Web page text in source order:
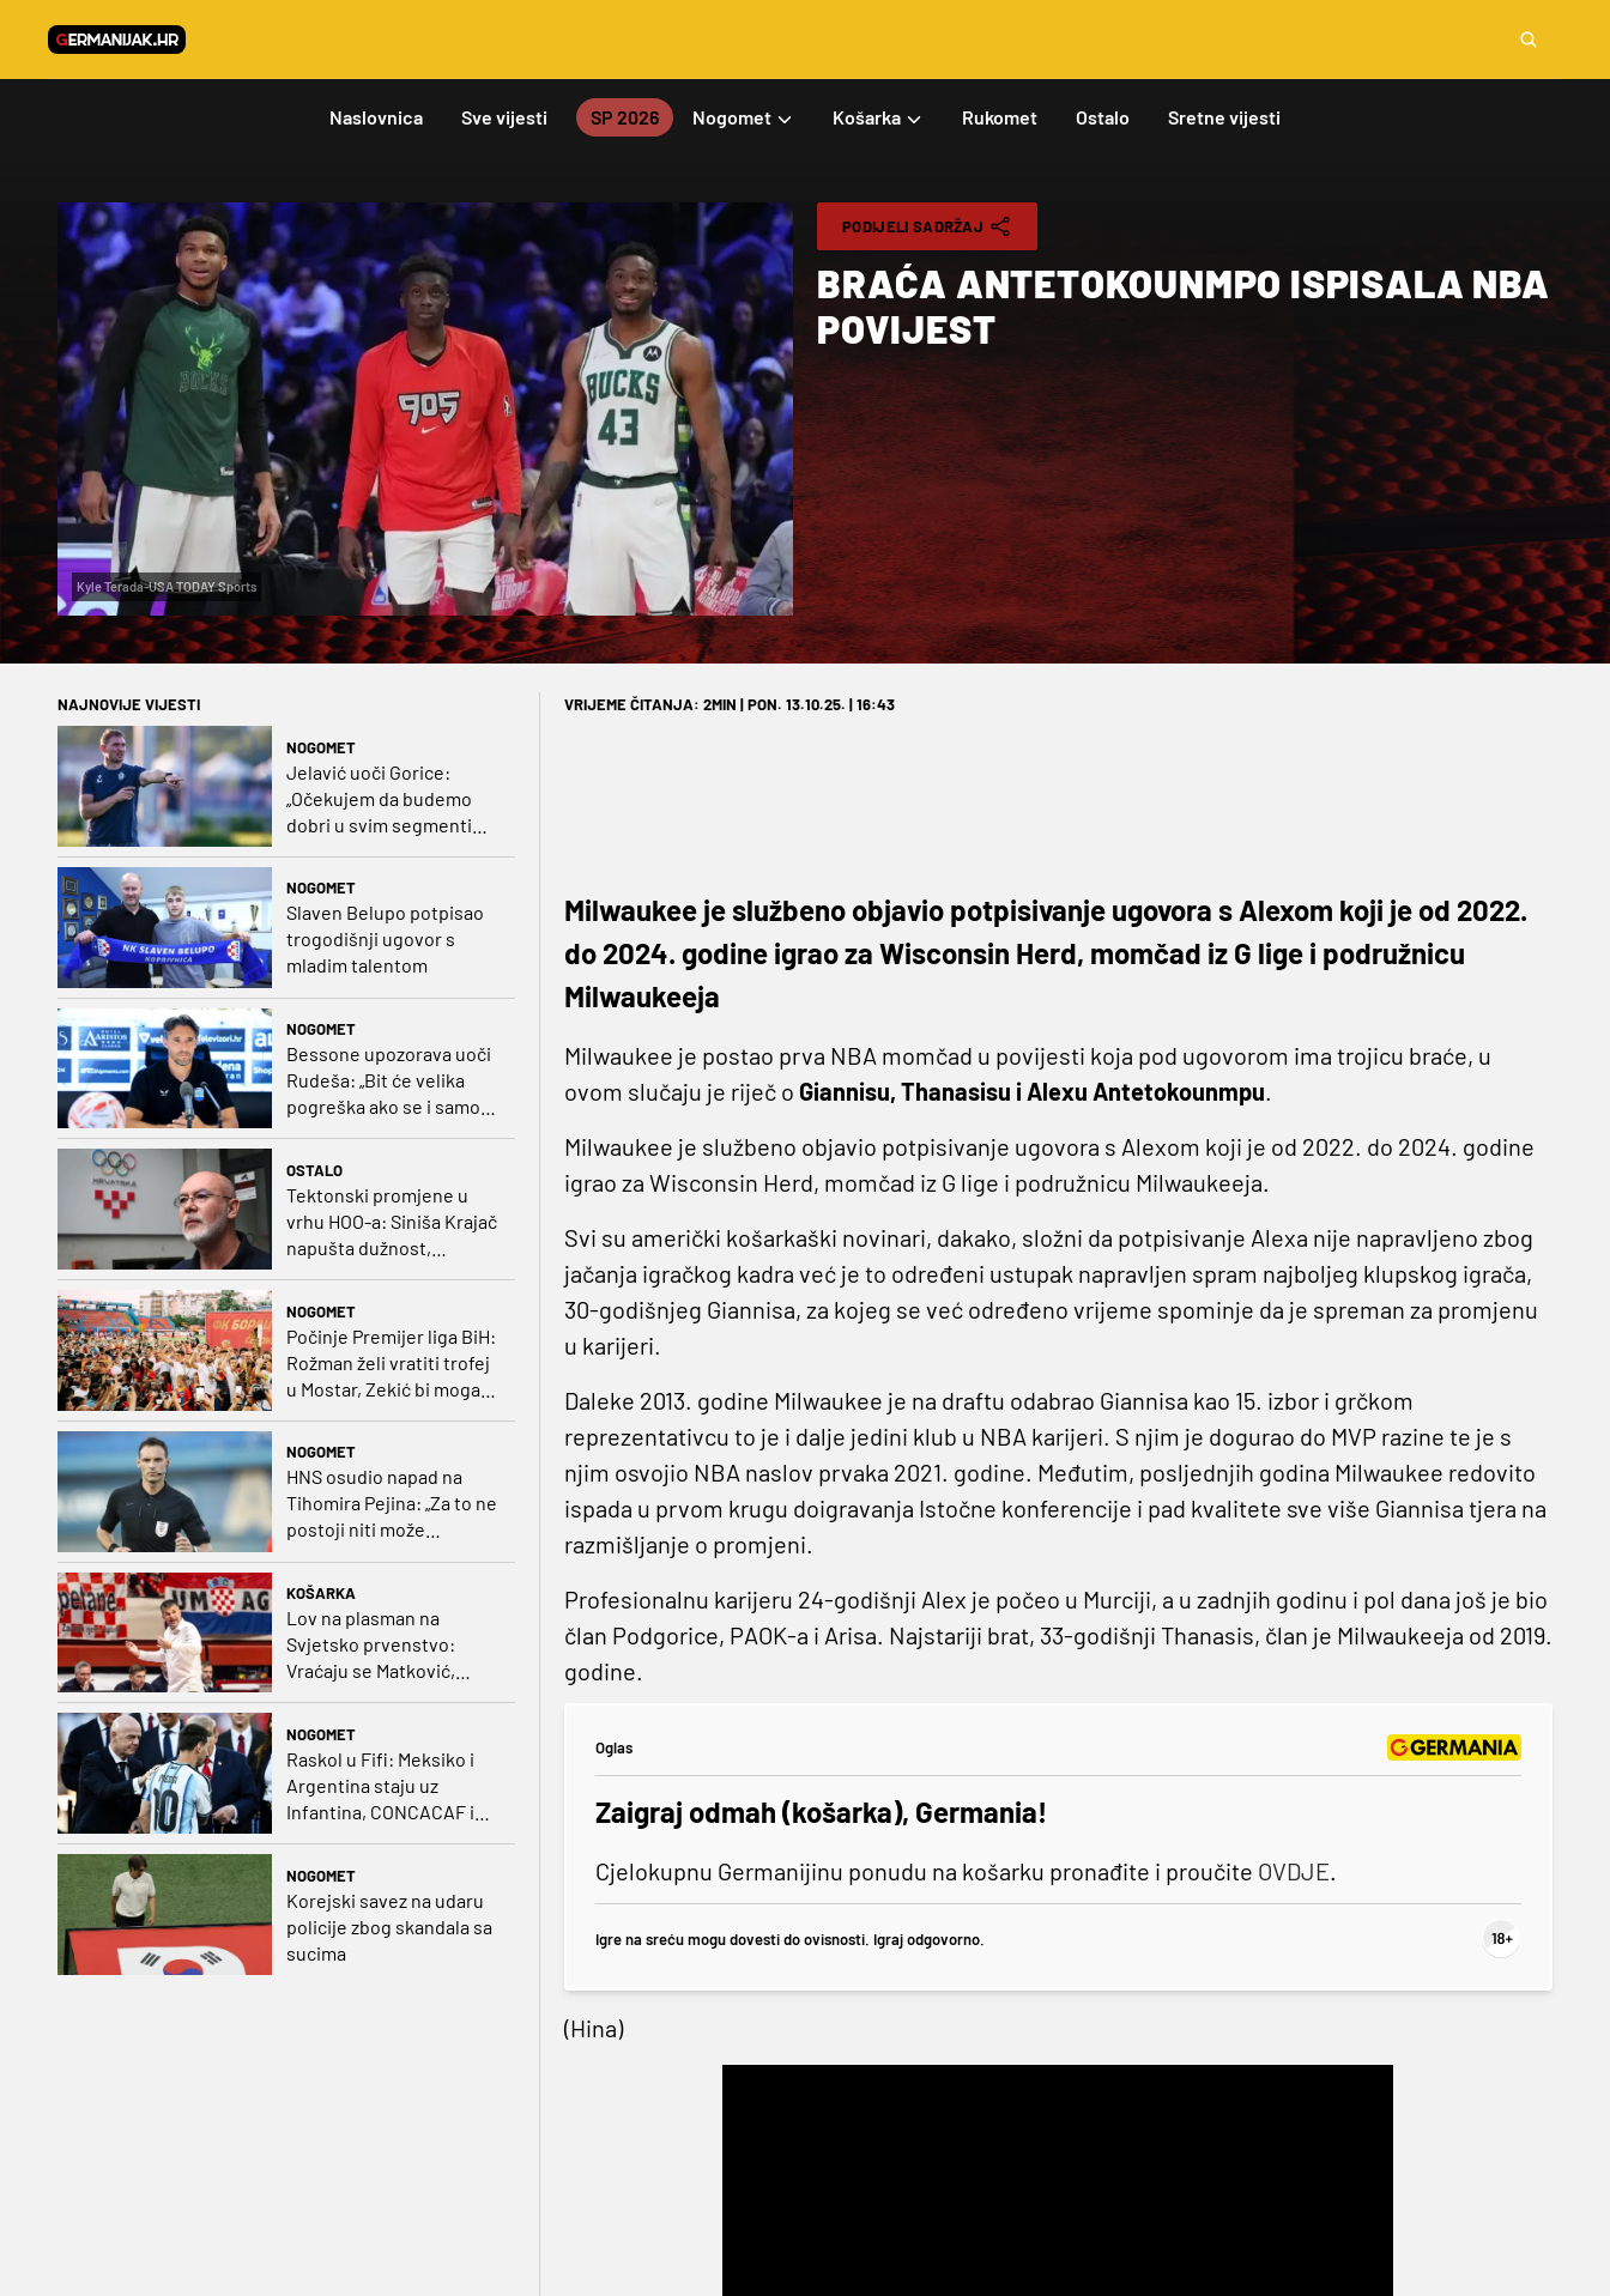
Naslovnica Sve vijesti SP 2026 Nogomet Košarka Rukomet Ostalo Sretne vijesti
Kyle Terada-USA TODAY Sports
PODIJELI SADRŽAJ
BRAĆA ANTETOKOUNMPO ISPISALA NBA
POVIJEST
NAJNOVIJE VIJESTI
NOGOMET
Jelavić uoči Gorice:
„Očekujem da budemo
dobri u svim segmentima
NOGOMET
Slaven Belupo potpisao
trogodišnji ugovor s
mladim talentom
NOGOMET
Bessone upozorava uoči
Rudeša: „Bit će velika
pogreška ako se i samo
malo opustimo“
OSTALO
Tektonski promjene u
vrhu HOO-a: Siniša Krajač
napušta dužnost,
razriješeno i svih osam
NOGOMET
Počinje Premijer liga BiH:
Rožman želi vratiti trofej
u Mostar, Zekić bi mogao
NOGOMET
HNS osudio napad na
Tihomira Pejina: „Za to ne
postoji niti može
KOŠARKA
Lov na plasman na
Svjetsko prvenstvo:
Vraćaju se Matković,
Nakić i Drežnjak
NOGOMET
Raskol u Fifi: Meksiko i
Argentina staju uz
Infantina, CONCACAF i
NOGOMET
Korejski savez na udaru
policije zbog skandala sa
sucima
VRIJEME ČITANJA: 2MIN | PON. 13.10.25. | 16:43
Milwaukee je službeno objavio potpisivanje ugovora s Alexom koji je od 2022.
do 2024. godine igrao za Wisconsin Herd, momčad iz G lige i podružnicu
Milwaukeeja
Milwaukee je postao prva NBA momčad u povijesti koja pod ugovorom ima trojicu braće, u
ovom slučaju je riječ o Giannisu, Thanasisu i Alexu Antetokounmpu.
Milwaukee je službeno objavio potpisivanje ugovora s Alexom koji je od 2022. do 2024. godine
igrao za Wisconsin Herd, momčad iz G lige i podružnicu Milwaukeeja.
Svi su američki košarkaški novinari, dakako, složni da potpisivanje Alexa nije napravljeno zbog
jačanja igračkog kadra već je to određeni ustupak napravljen spram najboljeg klupskog igrača,
30-godišnjeg Giannisa, za kojeg se već određeno vrijeme spominje da je spreman za promjenu
u karijeri.
Daleke 2013. godine Milwaukee je na draftu odabrao Giannisa kao 15. izbor i grčkom
reprezentativcu to je i dalje jedini klub u NBA karijeri. S njim je dogurao do MVP razine te je s
njim osvojio NBA naslov prvaka 2021. godine. Međutim, posljednjih godina Milwaukee redovito
ispada u prvom krugu doigravanja Istočne konferencije i pad kvalitete sve više Giannisa tjera na
razmišljanje o promjeni.
Profesionalnu karijeru 24-godišnji Alex je počeo u Murciji, a u zadnjih godinu i pol dana još je bio
član Podgorice, PAOK-a i Arisa. Najstariji brat, 33-godišnji Thanasis, član je Milwaukeeja od 2019.
godine.
Oglas
Zaigraj odmah (košarka), Germania!
Cjelokupnu Germanijinu ponudu na košarku pronađite i proučite OVDJE.
Igre na sreću mogu dovesti do ovisnosti. Igraj odgovorno.
(Hina)